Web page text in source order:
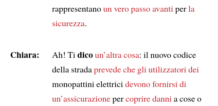
rappresentanoun vero passo avanti perla
sicurezza.
Chiara: Ah! Ti dicoun’altra cosa: il nuovo codice
della stradaprevede che gli utilizzatori dei
monopattini elettrici devono fornirsi di
un’assicurazionepercoprire danni a cose o